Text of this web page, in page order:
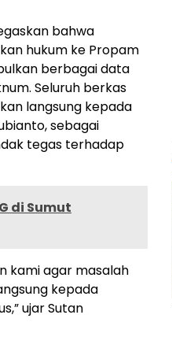
bahwa
hukum ke Propam
berbagai data
Seluruh berkas
langsung kepada
sebagai
tegas terhadap
di Sumut
kami agar masalah
kepada
ujar Sutan